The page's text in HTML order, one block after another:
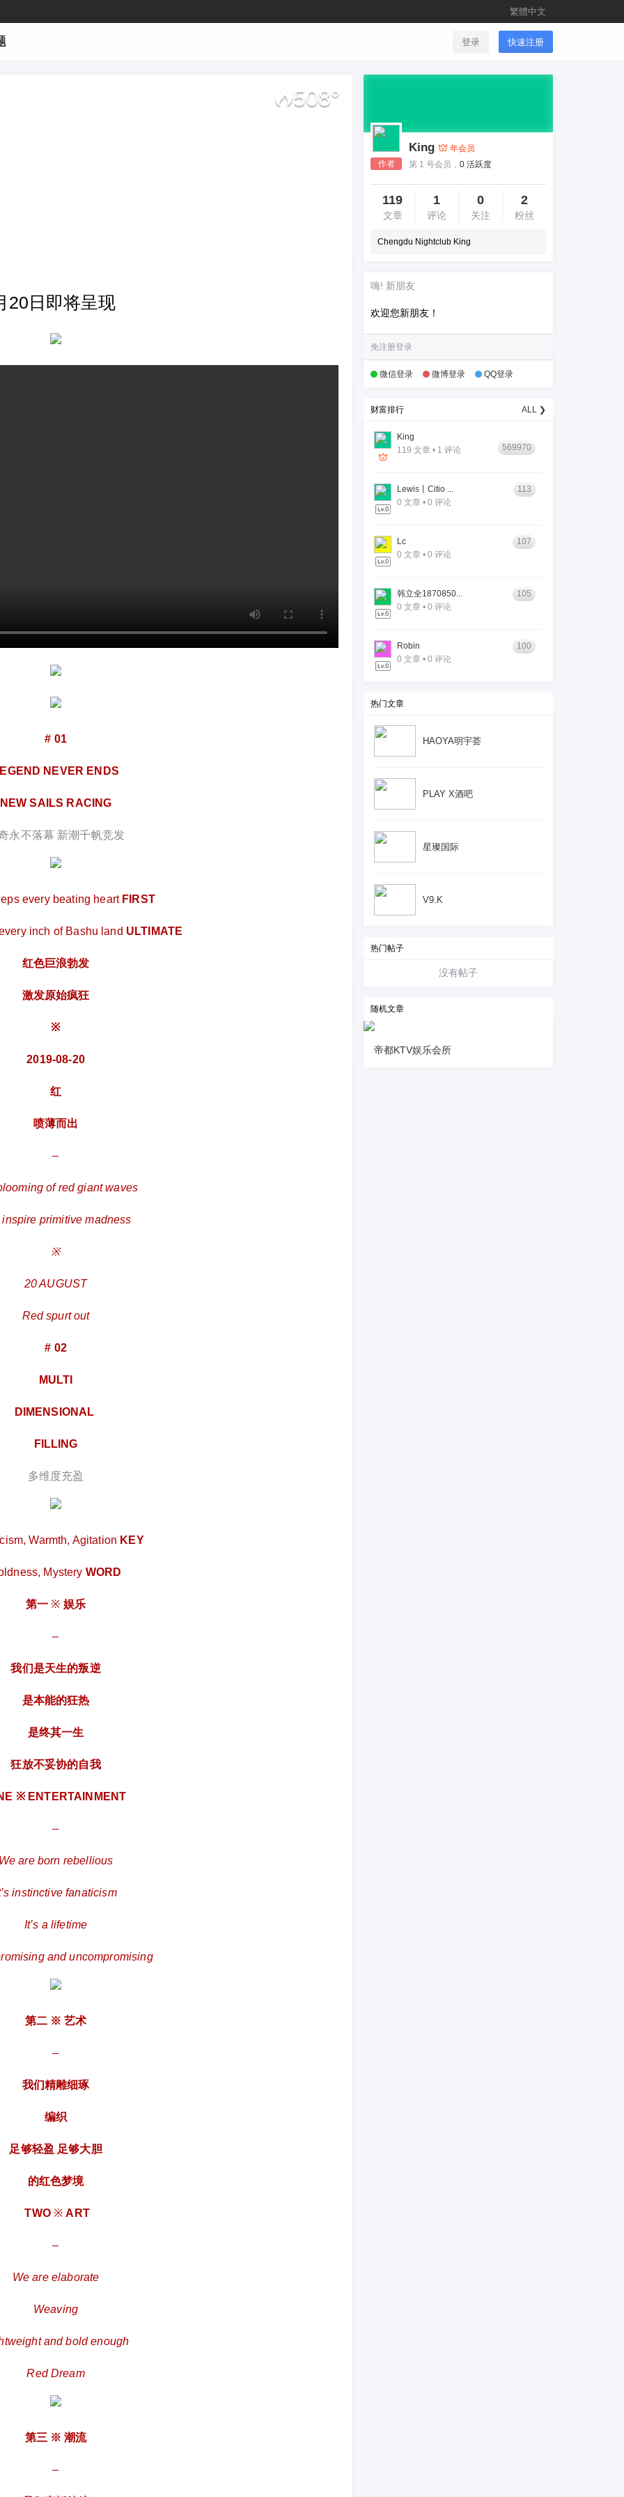
繁體中文
登录 快速注册
508°
20日即将呈现
# 01
NEVER ENDS
NEW SAILS RACING
永不落幕 新潮千帆竞发
every beating heartFIRST
inch of Bashu land ULTIMATE
红色巨浪勃发
激发原始疯狂
※
2019-08-20
红
喷薄而出
–
of red giant waves
primitive madness
※
20 AUGUST
Red spurt out
# 02
MULTI
DIMENSIONAL
FILLING
多维度充盈
Warmth, Agitation KEY
Mystery WORD
第一※ 娱乐
–
我们是天生的叛逆
是本能的狂热
是终其一生
狂放不妥协的自我
※ ENTERTAINMENT
–
are born rebellious
instinctive fanaticism
It’s a lifetime
and uncompromising
第二 ※ 艺术
–
我们精雕细琢
编织
足够轻盈 足够大胆
的红色梦境
TWO※ ART
–
We are elaborate
Weaving
and bold enough
Red Dream
第三 ※ 潮流
–
@ 成都夜店网
成都赫本一周年盛典「红」8月
20日即将呈现
NG 传奇永不落幕 新潮千帆竞发 Red sweeps ev
of Bashu land ULTIMATE 红色巨浪勃发 激发原
始疯狂 ※ 2019-08-20 红 喷薄而出 – The bloomi
ng of red giant waves Will inspire primitive madn
ess ※ 20 AUGUST Red spurt out # 02 MULTI DI
Warmth, Agitation KEY Boldness, Mystery WOR
热 是终其一生 狂放不妥协的自我 ONE ※ ENTE
tive fanaticism It’s a lifetime Uncompromising an
编织 足够轻盈 足够大胆 的红色梦境 TWO ※ AR
T – We are elaborate Weaving Lightweight and b
纯粹 用「红」占据视线主色调 大胆地出现在人们
purity Use “Red” to occupy the main tone of the li
化 – 我们用以「红」为代表的 东方美学 席卷着每
LTURE – We are represented by “Red” Oriental
们如此跨界 融合-渗透-创造 意义迭加意义 感受分
裂感受 FIVE ※ TRANSBOUNDARY – We are s
o cross-border Fusion-infiltration-creation Super
WONDERFUL IS COMING 详细内容即将揭秘 敬
于成都各大夜店，和每个夜店都有点关系，如果
卡座预定，包房预定、举办生日Party等相关的问
13160091238，或者扫描下方二维码加我微信，
可以提供成都各个夜店的预定服务。
¥
作者
King
年会员
第 1 号会员，0 活跃度
119
文章
1
评论
0
关注
2
粉丝
Chengdu Nightclub King
嗨! 新朋友
欢迎您新朋友！
免注册登录
微信登录 微博登录 QQ登录
财富排行 ALL ❯
King
119 文章 • 1 评论
569970
Lewis丨Citio ...
0 文章 • 0 评论
113
Lc
0 文章 • 0 评论
107
韩立全1870850...
0 文章 • 0 评论
105
Robin
0 文章 • 0 评论
100
热门文章
HAOYA明宇荟
PLAY X酒吧
星璨国际
V9.K
热门帖子
没有帖子
随机文章
帝都KTV娱乐会所
您没有权限发布内容，请购买会员或者提升权
忘记密码？
QQ登录